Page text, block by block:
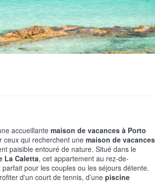
accueillante maison de vacances à Porto
ceux qui recherchent une maison de vacances
paisible entouré de nature. Situé dans le
La Caletta, cet appartement au rez-de-
pour les couples ou les séjours détente.
d'un court de tennis, d’une piscine